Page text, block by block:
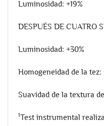
Luminosidad: +19%
DESPUÉS DE CUATRO
Luminosidad: +30%
Homogeneidad de la tez:
Suavidad de la textura
1Test instrumental